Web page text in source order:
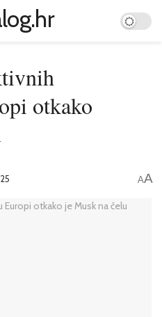
otkako
AA